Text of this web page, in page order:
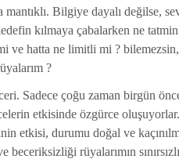
mantıklı. Bilgiye dayalı değilse,
kılmaya çabalarken ne
ve hatta ne limitli mi ? bilemezsin,
?
Sadece çoğu zaman birgün
etkisinde özgürce
etkisi, durumu doğal ve
rüyalarımın